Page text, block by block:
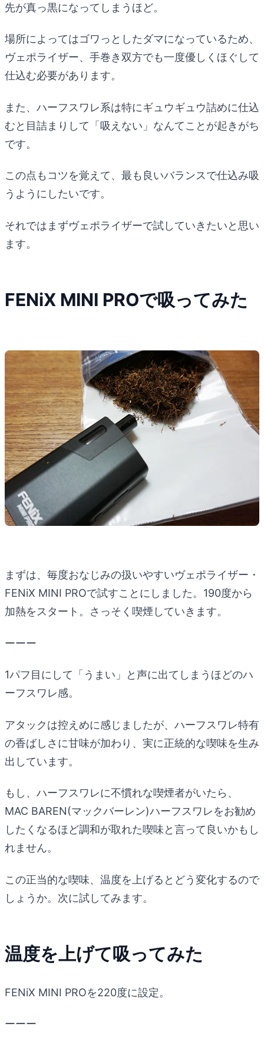
先が真っ黒になってしまうほど。
場所によってはゴワっとしたダマになっているため、
ヴェポライザー、手巻き双方でも一度優しくほぐして
仕込む必要があります。
また、ハーフスワレ系は特にギュウギュウ詰めに仕込
むと目詰まりして「吸えない」なんてことが起きがち
です。
この点もコツを覚えて、最も良いバランスで仕込み吸
うようにしたいです。
それではまずヴェポライザーで試していきたいと思い
ます。
FENiX MINI PROで吸ってみた
まずは、毎度おなじみの扱いやすいヴェポライザー・
FENiX MINI PROで試すことにしました。190度から
加熱をスタート。さっそく喫煙していきます。
ーーー
1パフ目にして「うまい」と声に出てしまうほどのハ
ーフスワレ感。
アタックは控えめに感じましたが、ハーフスワレ特有
の香ばしさに甘味が加わり、実に正統的な喫味を生み
出しています。
もし、ハーフスワレに不慣れな喫煙者がいたら、
MAC BAREN(マックバーレン)ハーフスワレをお勧め
したくなるほど調和が取れた喫味と言って良いかもし
れません。
この正当的な喫味、温度を上げるとどう変化するので
しょうか。次に試してみます。
温度を上げて吸ってみた
FENiX MINI PROを220度に設定。
ーーー